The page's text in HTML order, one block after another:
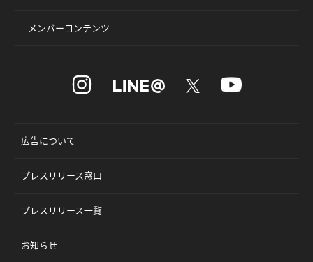
メンバーコンテンツ
広告について
プレスリリース窓口
プレスリリース一覧
お知らせ